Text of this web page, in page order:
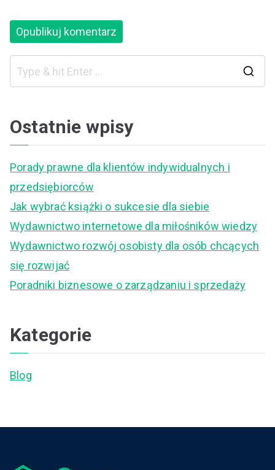
Ostatnie wpisy
Porady prawne dla klientów indywidualnych i
przedsiębiorców
Jak wybrać książki o sukcesie dla siebie
Wydawnictwo internetowe dla miłośników wiedzy
Wydawnictwo rozwój osobisty dla osób chcących
się rozwijać
Poradniki biznesowe o zarządzaniu i sprzedaży
Kategorie
Blog